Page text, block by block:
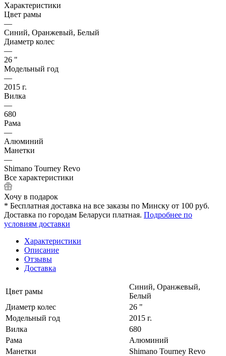
Характеристики
Цвет рамы
—
Синий, Оранжевый, Белый
Диаметр колес
—
26 "
Модельный год
—
2015 г.
Вилка
—
680
Рама
—
Алюминий
Манетки
—
Shimano Tourney Revo
Все характеристики
Хочу в подарок
* Бесплатная доставка на все заказы по Минску от 100 руб.
Доставка по городам Беларуси платная. Подробнее по
условиям доставки
Характеристики
Описание
Отзывы
Доставка
Цвет рамы
Синий, Оранжевый,
Белый
Диаметр колес
26 "
Модельный год
2015 г.
Вилка
680
Рама
Алюминий
Манетки
Shimano Tourney Revo